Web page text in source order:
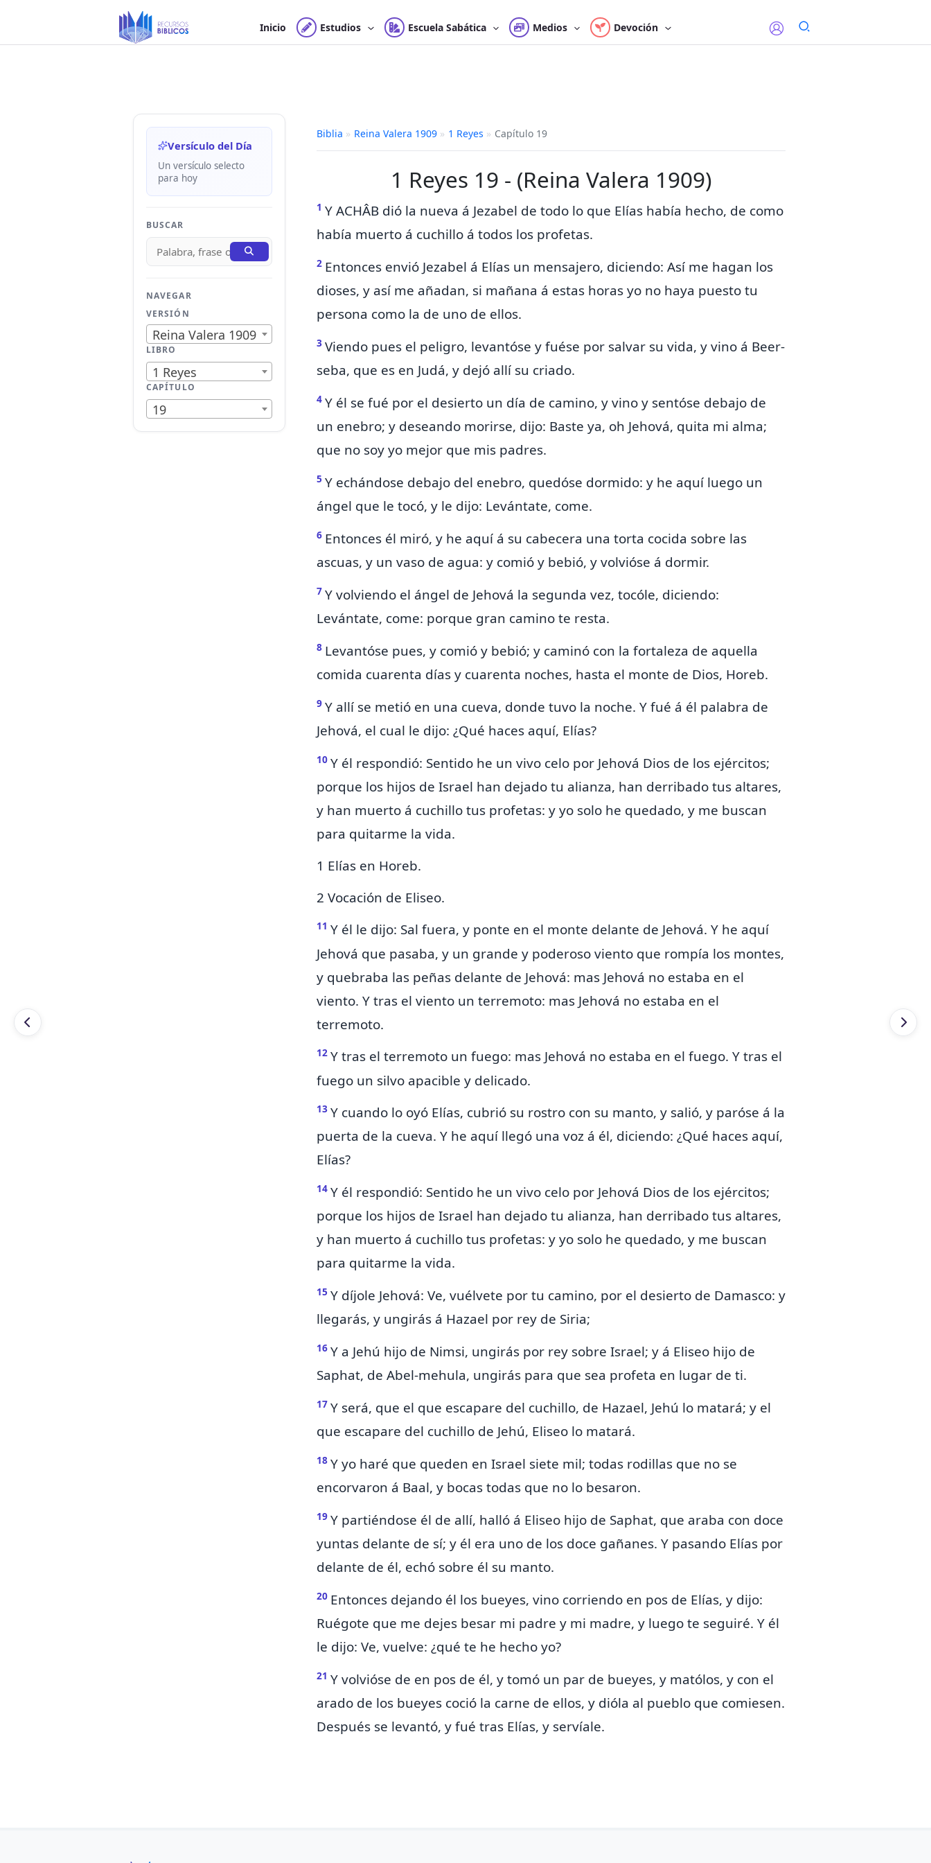
contenido
Inicio Estudios Escuela Sabática Medios Devoción
Versículo del Día
Un versículo selecto
para hoy
BUSCAR
NAVEGAR
VERSIÓN
Reina Valera 1909
LIBRO
1 Reyes
CAPÍTULO
19
Biblia » Reina Valera 1909 » 1 Reyes » Capítulo 19
1 Reyes 19 - (Reina Valera 1909)
1 Y ACHÂB dió la nueva á Jezabel de todo lo que Elías había hecho, de como
había muerto á cuchillo á todos los profetas.
2 Entonces envió Jezabel á Elías un mensajero, diciendo: Así me hagan los
dioses, y así me añadan, si mañana á estas horas yo no haya puesto tu
persona como la de uno de ellos.
3 Viendo pues el peligro, levantóse y fuése por salvar su vida, y vino á Beer-
seba, que es en Judá, y dejó allí su criado.
4 Y él se fué por el desierto un día de camino, y vino y sentóse debajo de
un enebro; y deseando morirse, dijo: Baste ya, oh Jehová, quita mi alma;
que no soy yo mejor que mis padres.
5 Y echándose debajo del enebro, quedóse dormido: y he aquí luego un
ángel que le tocó, y le dijo: Levántate, come.
6 Entonces él miró, y he aquí á su cabecera una torta cocida sobre las
ascuas, y un vaso de agua: y comió y bebió, y volvióse á dormir.
7 Y volviendo el ángel de Jehová la segunda vez, tocóle, diciendo:
Levántate, come: porque gran camino te resta.
8 Levantóse pues, y comió y bebió; y caminó con la fortaleza de aquella
comida cuarenta días y cuarenta noches, hasta el monte de Dios, Horeb.
9 Y allí se metió en una cueva, donde tuvo la noche. Y fué á él palabra de
Jehová, el cual le dijo: ¿Qué haces aquí, Elías?
10 Y él respondió: Sentido he un vivo celo por Jehová Dios de los ejércitos;
porque los hijos de Israel han dejado tu alianza, han derribado tus altares,
y han muerto á cuchillo tus profetas: y yo solo he quedado, y me buscan
para quitarme la vida.
1 Elías en Horeb.
2 Vocación de Eliseo.
11 Y él le dijo: Sal fuera, y ponte en el monte delante de Jehová. Y he aquí
Jehová que pasaba, y un grande y poderoso viento que rompía los montes,
y quebraba las peñas delante de Jehová: mas Jehová no estaba en el
viento. Y tras el viento un terremoto: mas Jehová no estaba en el
terremoto.
12 Y tras el terremoto un fuego: mas Jehová no estaba en el fuego. Y tras el
fuego un silvo apacible y delicado.
13 Y cuando lo oyó Elías, cubrió su rostro con su manto, y salió, y paróse á la
puerta de la cueva. Y he aquí llegó una voz á él, diciendo: ¿Qué haces aquí,
Elías?
14 Y él respondió: Sentido he un vivo celo por Jehová Dios de los ejércitos;
porque los hijos de Israel han dejado tu alianza, han derribado tus altares,
y han muerto á cuchillo tus profetas: y yo solo he quedado, y me buscan
para quitarme la vida.
15 Y díjole Jehová: Ve, vuélvete por tu camino, por el desierto de Damasco: y
llegarás, y ungirás á Hazael por rey de Siria;
16 Y a Jehú hijo de Nimsi, ungirás por rey sobre Israel; y á Eliseo hijo de
Saphat, de Abel-mehula, ungirás para que sea profeta en lugar de ti.
17 Y será, que el que escapare del cuchillo, de Hazael, Jehú lo matará; y el
que escapare del cuchillo de Jehú, Eliseo lo matará.
18 Y yo haré que queden en Israel siete mil; todas rodillas que no se
encorvaron á Baal, y bocas todas que no lo besaron.
19 Y partiéndose él de allí, halló á Eliseo hijo de Saphat, que araba con doce
yuntas delante de sí; y él era uno de los doce gañanes. Y pasando Elías por
delante de él, echó sobre él su manto.
20 Entonces dejando él los bueyes, vino corriendo en pos de Elías, y dijo:
Ruégote que me dejes besar mi padre y mi madre, y luego te seguiré. Y él
le dijo: Ve, vuelve: ¿qué te he hecho yo?
21 Y volvióse de en pos de él, y tomó un par de bueyes, y matólos, y con el
arado de los bueyes coció la carne de ellos, y dióla al pueblo que comiesen.
Después se levantó, yfué tras Elías, y servíale.